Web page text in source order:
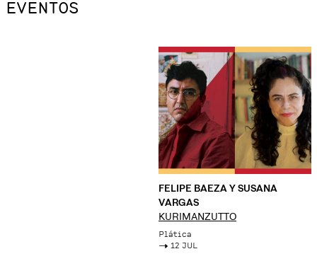
EVENTOS
FELIPE BAEZA Y SUSANA
VARGAS
KURIMANZUTTO
Plática
-> 12 JUL